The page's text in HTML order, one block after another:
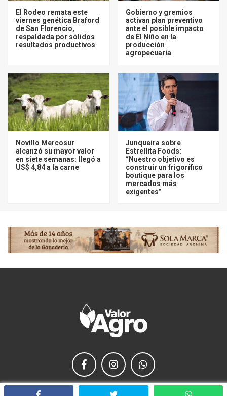
El Rodeo remata este
viernes genética Braford
de San Florencio,
respaldada por sólidos
resultados productivos
Gobierno y gremios
activan plan preventivo
ante el posible impacto
de El Niño en la
producción
agropecuaria
Novillo Mercosur
alcanzó su mayor valor
en siete semanas: llegó a
US$ 4,84 a la carne
Junqueira sobre
Estrellita Foods:
“Nuestro objetivo es
construir un frigorífico
boutique para los
mercados más
exigentes”